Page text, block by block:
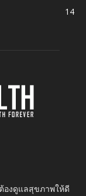
14
องดูแลสุขภาพให้ดี